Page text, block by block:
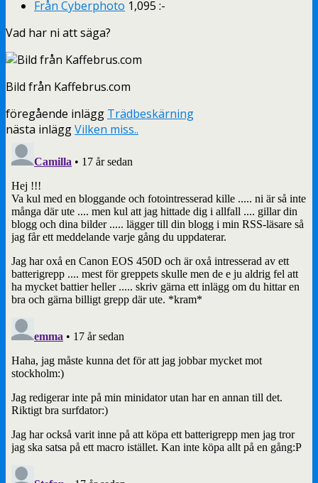
Från Cyberphoto 1,095 :-
Vad har ni att säga?
Bild från Kaffebrus.com
föregående inlägg Trädbeskärning
nästa inläggVilken miss..